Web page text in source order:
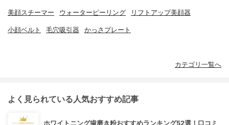
美顔スチーマー ウォーターピーリング リフトアップ美顔器
小顔ベルト 毛穴吸引器 かっさプレート
カテゴリ一覧へ
よく見られている人気おすすめ記事
ホワイトニング歯磨き粉おすすめランキング52選！口コミ